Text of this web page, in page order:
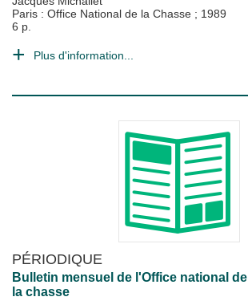
Paris : Office National de la Chasse ; 1989
6 p.
Plus d'information...
PÉRIODIQUE
Bulletin mensuel de l'Office national de
la chasse